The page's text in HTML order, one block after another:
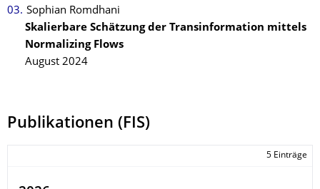
Sophian Romdhani
Skalierbare Schätzung der Transinformation mittels
Normalizing Flows
August 2024
Publikationen (FIS)
5 Einträge